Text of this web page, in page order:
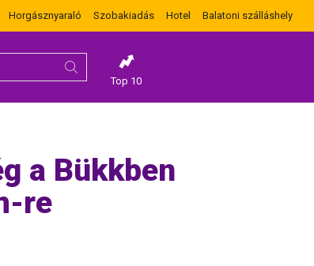
Horgásznyaraló Szobakiadás Hotel Balatoni szálláshely
Top 10
a Bükkben
re